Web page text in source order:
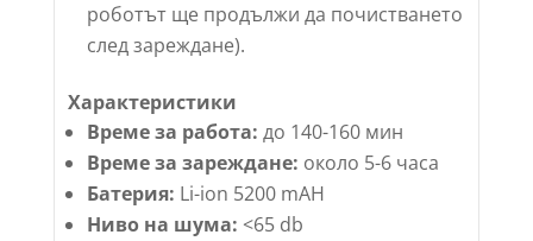
роботът ще продължи да почистването
след зареждане).
Характеристики
Време за работа: до 140-160 мин
Време за зареждане: около 5-6 часа
Батерия: Li-ion 5200 mAH
Ниво на шума: <65 db